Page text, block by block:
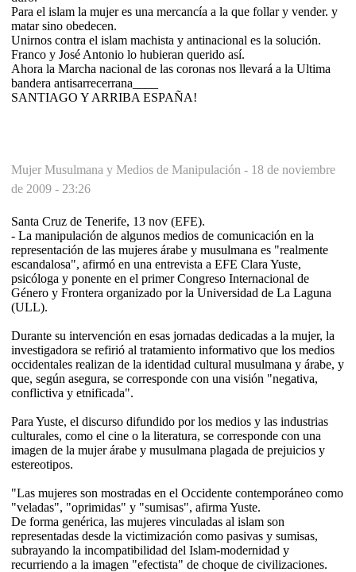
Para el islam la mujer es una mercancía a la que follar y vender. y
matar sino obedecen.
Unirnos contra el islam machista y antinacional es la solución.
Franco y José Antonio lo hubieran querido así.
Ahora la Marcha nacional de las coronas nos llevará a la Ultima
bandera antisarrecerrana____
SANTIAGO Y ARRIBA ESPAÑA!
Mujer Musulmana y Medios de Manipulación - 18 de noviembre
de 2009 - 23:26
Santa Cruz de Tenerife, 13 nov (EFE).
- La manipulación de algunos medios de comunicación en la
representación de las mujeres árabe y musulmana es "realmente
escandalosa", afirmó en una entrevista a EFE Clara Yuste,
psicóloga y ponente en el primer Congreso Internacional de
Género y Frontera organizado por la Universidad de La Laguna
(ULL).
Durante su intervención en esas jornadas dedicadas a la mujer, la
investigadora se refirió al tratamiento informativo que los medios
occidentales realizan de la identidad cultural musulmana y árabe, y
que, según asegura, se corresponde con una visión "negativa,
conflictiva y etnificada".
Para Yuste, el discurso difundido por los medios y las industrias
culturales, como el cine o la literatura, se corresponde con una
imagen de la mujer árabe y musulmana plagada de prejuicios y
estereotipos.
"Las mujeres son mostradas en el Occidente contemporáneo como
"veladas", "oprimidas" y "sumisas", afirma Yuste.
De forma genérica, las mujeres vinculadas al islam son
representadas desde la victimización como pasivas y sumisas,
subrayando la incompatibilidad del Islam-modernidad y
recurriendo a la imagen "efectista" de choque de civilizaciones.